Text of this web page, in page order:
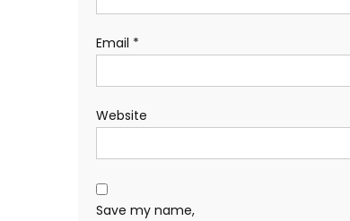
Email *
Website
Save my name,